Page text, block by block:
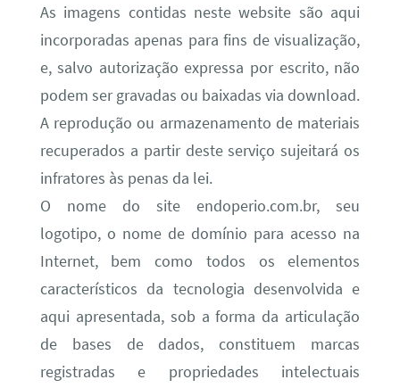
As imagens contidas neste website são aqui
incorporadas apenas para fins de visualização,
e, salvo autorização expressa por escrito, não
podem ser gravadas ou baixadas via download.
A reprodução ou armazenamento de materiais
recuperados a partir deste serviço sujeitará os
infratores às penas da lei.
O nome do site endoperio.com.br, seu
logotipo, o nome de domínio para acesso na
Internet, bem como todos os elementos
característicos da tecnologia desenvolvida e
aqui apresentada, sob a forma da articulação
de bases de dados, constituem marcas
registradas e propriedades intelectuais